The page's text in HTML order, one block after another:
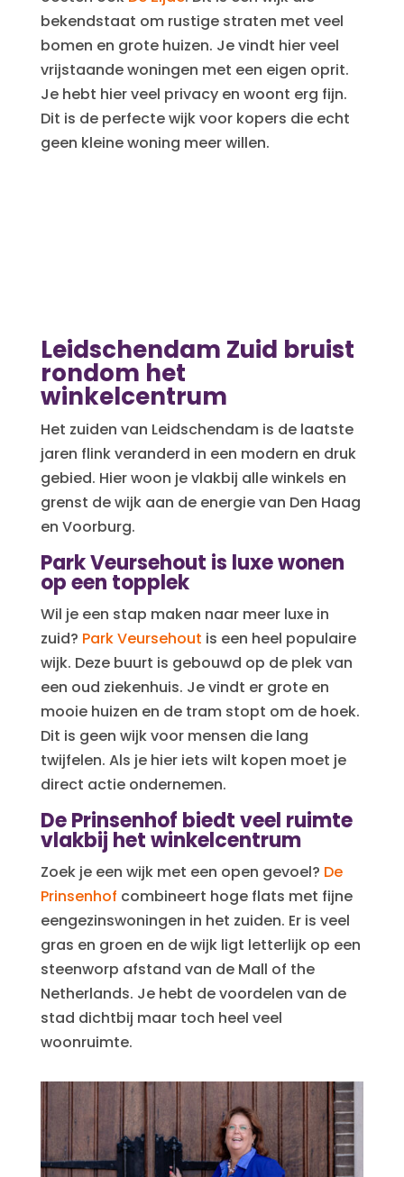
bekendstaat om rustige straten met veel
bomen en grote huizen. Je vindt hier veel
vrijstaande woningen met een eigen oprit.
Je hebt hier veel privacy en woont erg fijn.
Dit is de perfecte wijk voor kopers die echt
geen kleine woning meer willen.
Leidschendam Zuid bruist
rondom het
winkelcentrum
Het zuiden van Leidschendam is de laatste
jaren flink veranderd in een modern en druk
gebied. Hier woon je vlakbij alle winkels en
grenst de wijk aan de energie van Den Haag
en Voorburg.
Park Veursehout is luxe wonen
op een topplek
Wil je een stap maken naar meer luxe in
zuid? Park Veursehout is een heel populaire
wijk. Deze buurt is gebouwd op de plek van
een oud ziekenhuis. Je vindt er grote en
mooie huizen en de tram stopt om de hoek.
Dit is geen wijk voor mensen die lang
twijfelen. Als je hier iets wilt kopen moet je
direct actie ondernemen.
De Prinsenhof biedt veel ruimte
vlakbij het winkelcentrum
Zoek je een wijk met een open gevoel? De
Prinsenhof combineert hoge flats met fijne
eengezinswoningen in het zuiden. Er is veel
gras en groen en de wijk ligt letterlijk op een
steenworp afstand van de Mall of the
Netherlands. Je hebt de voordelen van de
stad dichtbij maar toch heel veel
woonruimte.